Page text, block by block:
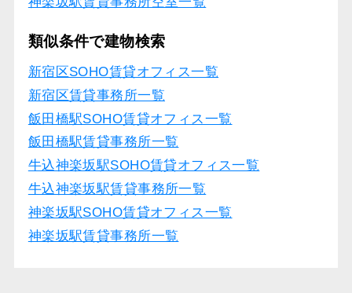
類似条件で建物検索
新宿区SOHO賃貸オフィス一覧
新宿区賃貸事務所一覧
飯田橋駅SOHO賃貸オフィス一覧
飯田橋駅賃貸事務所一覧
牛込神楽坂駅SOHO賃貸オフィス一覧
牛込神楽坂駅賃貸事務所一覧
神楽坂駅SOHO賃貸オフィス一覧
神楽坂駅賃貸事務所一覧